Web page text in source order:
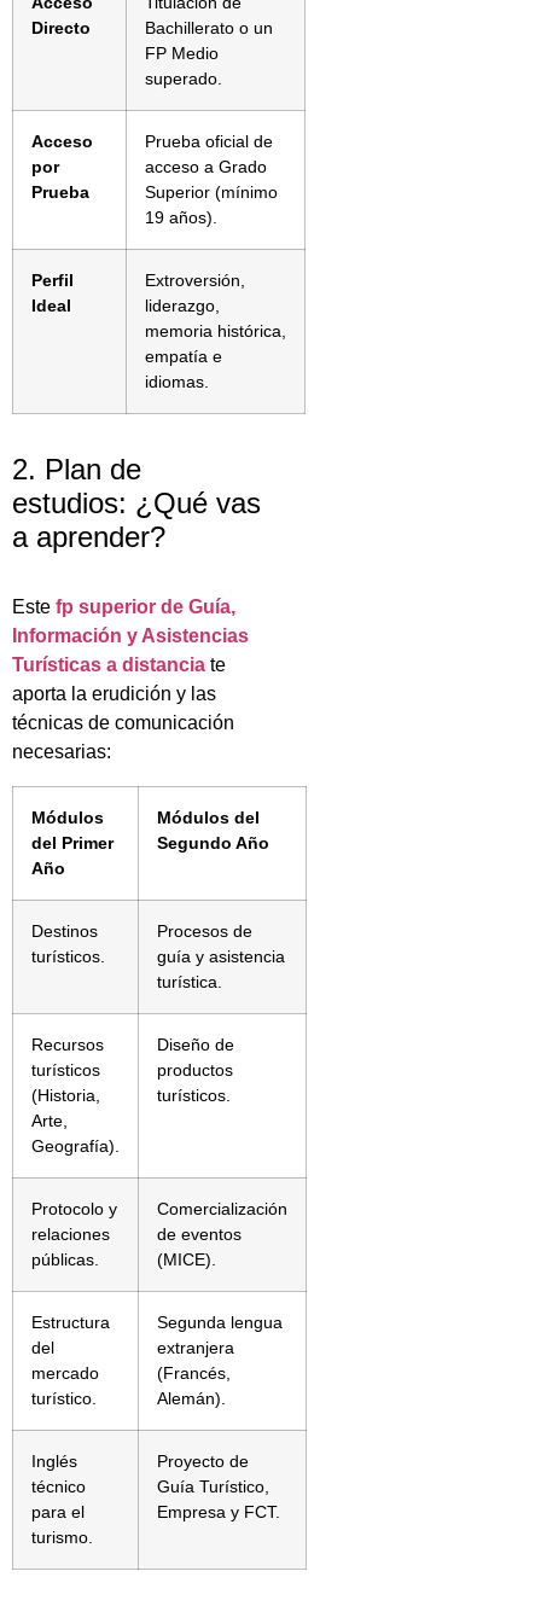
Directo
Bachillerato o un
FP Medio
superado.
Acceso
por
Prueba
Prueba oficial de
acceso a Grado
Superior (mínimo
19 años).
Perfil
Ideal
Extroversión,
liderazgo,
memoria histórica,
empatía e
idiomas.
2. Plan de
estudios: ¿Qué vas
a aprender?
Este fp superior de Guía,
Información y Asistencias
Turísticas a distancia te
aporta la erudición y las
técnicas de comunicación
necesarias:
Módulos
del Primer
Año
Módulos del
Segundo Año
Destinos
turísticos.
Procesos de
guía y asistencia
turística.
Recursos
turísticos
(Historia,
Arte,
Geografía).
Diseño de
productos
turísticos.
Protocolo y
relaciones
públicas.
Comercialización
de eventos
(MICE).
Estructura
del
mercado
turístico.
Segunda lengua
extranjera
(Francés,
Alemán).
Inglés
técnico
para el
turismo.
Proyecto de
Guía Turístico,
Empresa y FCT.